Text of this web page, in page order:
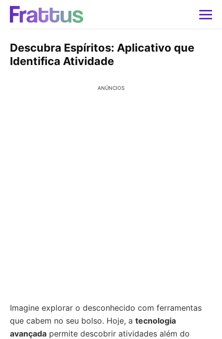
Descubra Espíritos: Aplicativo que
Identifica Atividade
ANÚNCIOS
Imagine explorar o desconhecido com ferramentas
que cabem no seu bolso. Hoje, a tecnologia
avançada permite descobrir atividades além do